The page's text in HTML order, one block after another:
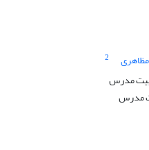
2
مدرس
مدرس